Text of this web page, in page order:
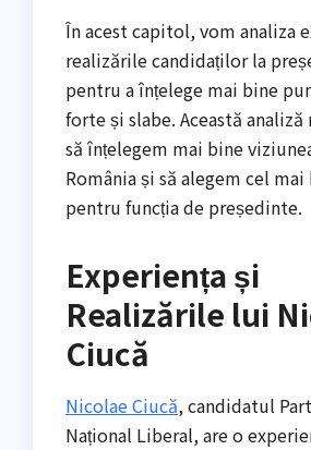
În acest capitol, vom analiza
realizările candidaților la
pentru a înțelege mai bine
forte și slabe. Această
să înțelegem mai bine
România și să alegem cel
pentru funcția de președinte.
Experiența și
Realizările lui
Ciucă
Nicolae Ciucă, candidatul
Național Liberal, are o